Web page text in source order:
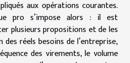
aux opérations courantes.
pro s’impose alors : il est
plusieurs propositions et de les
réels besoins de l’entreprise,
des virements, le volume